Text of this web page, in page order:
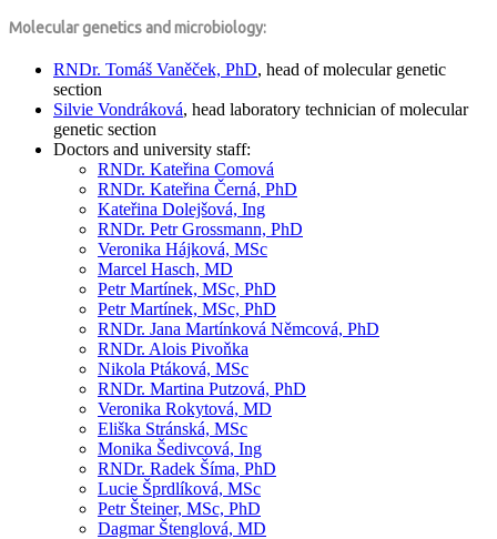
Molecular genetics and microbiology:
RNDr. Tomáš Vaněček, PhD, head of molecular genetic
section
Silvie Vondráková, head laboratory technician of molecular
genetic section
Doctors and university staff:
RNDr. Kateřina Comová
RNDr. Kateřina Černá, PhD
Kateřina Dolejšová, Ing
RNDr. Petr Grossmann, PhD
Veronika Hájková, MSc
Marcel Hasch, MD
Petr Martínek, MSc, PhD
Petr Martínek, MSc, PhD
RNDr. Jana Martínková Němcová, PhD
RNDr. Alois Pivoňka
Nikola Ptáková, MSc
RNDr. Martina Putzová, PhD
Veronika Rokytová, MD
Eliška Stránská, MSc
Monika Šedivcová, Ing
RNDr. Radek Šíma, PhD
Lucie Šprdlíková, MSc
Petr Šteiner, MSc, PhD
Dagmar Štenglová, MD